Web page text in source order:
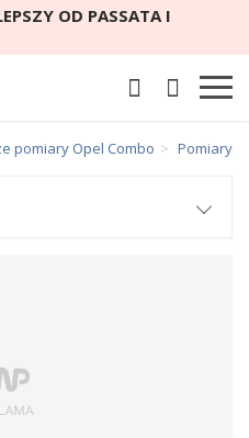
OD PASSATA I
pomiary Opel Combo Pomiary